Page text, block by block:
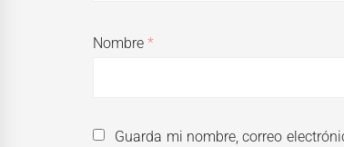
Nombre*
Guarda mi nombre, correo